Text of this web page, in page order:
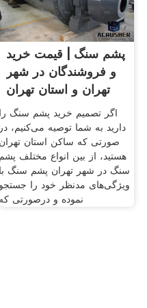
پشم سنگ | قیمت خرید
و فروشندگان در شهر
تهران و استان تهران
اگر تصمیم خرید پشم سنگ را
دارید به شما توصیه می‌کنیم، در
صورتی که ساکن استان تهران
هستید، از بین انواع مختلف پشم
سنگ در شهر تهران پشم سنگ با
ویژگی‌های مدنظر خود را جستجو
نموده و درصورتی‌ که